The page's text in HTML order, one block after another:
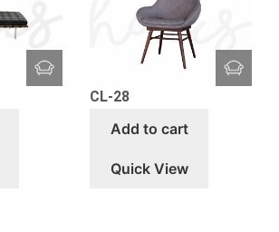
CL-28
Add to cart
Quick View